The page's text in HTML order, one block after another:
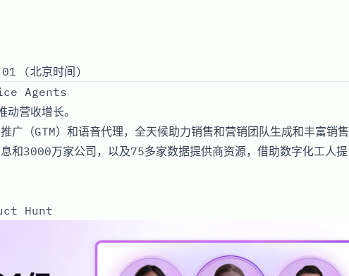
(北京时间)
Agents
营收增长。
（GTM）和语音代理，全天候助力销售和营销团队生成和丰富销售
和3000万家公司，以及75多家数据提供商资源，借助数字化工人提
Hunt